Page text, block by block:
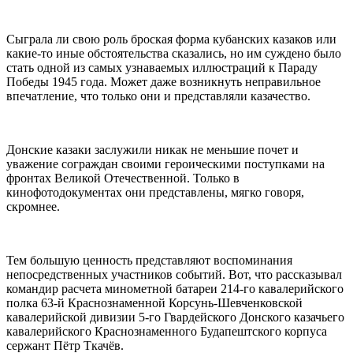
Сыграла ли свою роль броская форма кубанских казаков или
какие-то иные обстоятельства сказались, но им суждено было
стать одной из самых узнаваемых иллюстраций к Параду
Победы 1945 года. Может даже возникнуть неправильное
впечатление, что только они и представляли казачество.
Донские казаки заслужили никак не меньшие почет и
уважение сограждан своими героическими поступками на
фронтах Великой Отечественной. Только в
кинофотодокументах они представлены, мягко говоря,
скромнее.
Тем большую ценность представляют воспоминания
непосредственных участников событий. Вот, что рассказывал
командир расчета минометной батареи 214-го кавалерийского
полка 63-й Краснознаменной Корсунь-Шевченковской
кавалерийской дивизии 5-го Гвардейского Донского казачьего
кавалерийского Краснознаменного Будапештского корпуса
сержант Пётр Ткачёв.